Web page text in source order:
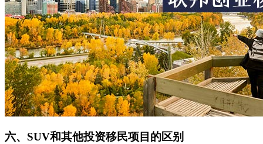
六、SUV和其他投资移民项目的区别